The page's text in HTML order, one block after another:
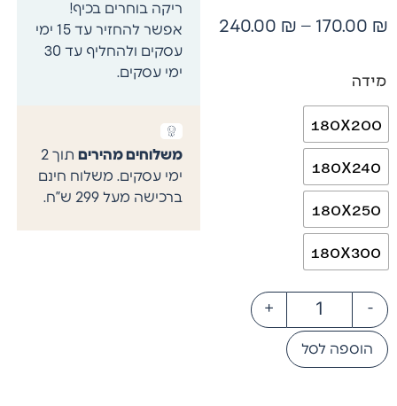
ריקה בוחרים בכיף!
אפשר להחזיר עד 15 ימי
עסקים ולהחליף עד 30
ימי עסקים.
משלוחים מהירים
תוך 2
ימי עסקים. משלוח חינם
ברכישה מעל 299 ש”ח.
170.00 ₪
–
240.00 ₪
מידה
180X200
180X240
180X250
180X300
-
+
הוספה לסל